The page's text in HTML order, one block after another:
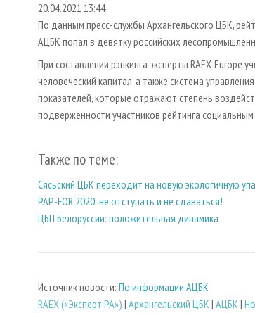
20.04.2021 13:44
По данным пресс-службы Архангельского ЦБК,
АЦБК попал в девятку российских
При составлении рэнкинга эксперты RAEX-
человеческий капитал, а также система
показателей, которые отражают степень
подверженности участников рейтинга
Также по теме:
Сясьский ЦБК переходит на новую экологичную
PAP-FOR 2020: не отступать и не сдаваться!
ЦБП Белоруссии: положительная динамика
Источник новости: По информации АЦБК
RAEX («Эксперт РА») | Архангельский ЦБК | АЦБК |